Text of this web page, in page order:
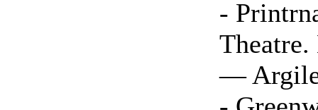
-
— Argile